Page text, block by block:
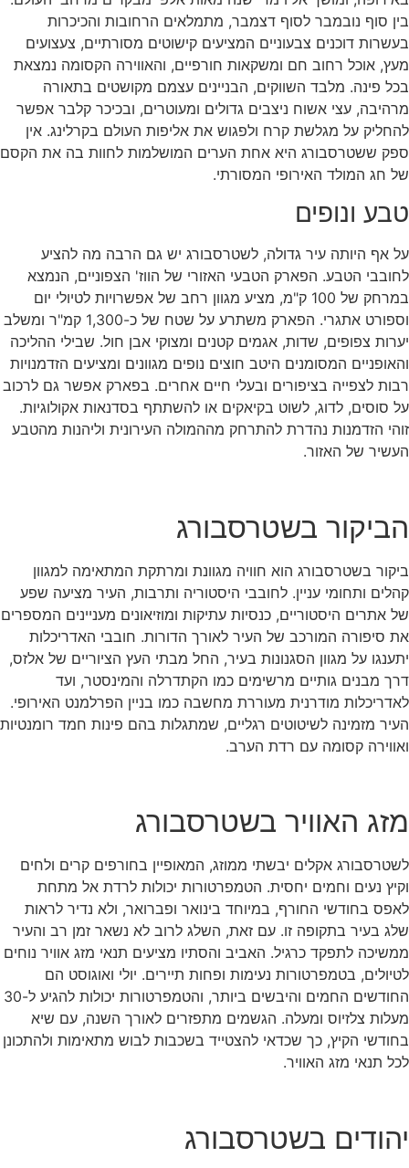
בין סוף נובמבר לסוף דצמבר, מתמלאים הרחובות והכיכרות
בעשרות דוכנים צבעוניים המציעים קישוטים מסורתיים, צעצועים
מעץ, אוכל רחוב חם ומשקאות חורפיים, והאווירה הקסומה נמצאת
בכל פינה. מלבד השווקים, הבניינים עצמם מקושטים בתאורה
מרהיבה, עצי אשוח ניצבים גדולים ומעוטרים, ובכיכר קלבר אפשר
להחליק על מגלשת קרח ולפגוש את אליפות העולם בקרלינג. אין
ספק ששטרסבורג היא אחת הערים המושלמות לחוות בה את הקסם
של חג המולד האירופי המסורתי.
טבע ונופים
על אף היותה עיר גדולה, לשטרסבורג יש גם הרבה מה להציע
לחובבי הטבע. הפארק הטבעי האזורי של הווז' הצפוניים, הנמצא
במרחק של 100 ק"מ, מציע מגוון רחב של אפשרויות לטיולי יום
וספורט אתגרי. הפארק משתרע על שטח של כ-1,300 קמ"ר ומשלב
יערות צפופים, שדות, אגמים קטנים ומצוקי אבן חול. שבילי ההליכה
והאופניים המסומנים היטב חוצים נופים מגוונים ומציעים הזדמנויות
רבות לצפייה בציפורים ובעלי חיים אחרים. בפארק אפשר גם לרכוב
על סוסים, לדוג, לשוט בקיאקים או להשתתף בסדנאות אקולוגיות.
זוהי הזדמנות נהדרת להתרחק מההמולה העירונית וליהנות מהטבע
העשיר של האזור.
הביקור בשטרסבורג
ביקור בשטרסבורג הוא חוויה מגוונת ומרתקת המתאימה למגוון
קהלים ותחומי עניין. לחובבי היסטוריה ותרבות, העיר מציעה שפע
של אתרים היסטוריים, כנסיות עתיקות ומוזיאונים מעניינים המספרים
את סיפורה המורכב של העיר לאורך הדורות. חובבי האדריכלות
יתענגו על מגוון הסגנונות בעיר, החל מבתי העץ הציוריים של אלזס,
דרך מבנים גותיים מרשימים כמו הקתדרלה והמינסטר, ועד
לאדריכלות מודרנית מעוררת מחשבה כמו בניין הפרלמנט האירופי.
העיר מזמינה לשיטוטים רגליים, שמתגלות בהם פינות חמד רומנטיות
ואווירה קסומה עם רדת הערב.
מזג האוויר בשטרסבורג
לשטרסבורג אקלים יבשתי ממוזג, המאופיין בחורפים קרים ולחים
וקיץ נעים וחמים יחסית. הטמפרטורות יכולות לרדת אל מתחת
לאפס בחודשי החורף, במיוחד בינואר ופברואר, ולא נדיר לראות
שלג בעיר בתקופה זו. עם זאת, השלג לרוב לא נשאר זמן רב והעיר
ממשיכה לתפקד כרגיל. האביב והסתיו מציעים תנאי מזג אוויר נוחים
לטיולים, בטמפרטורות נעימות ופחות תיירים. יולי ואוגוסט הם
החודשים החמים והיבשים ביותר, והטמפרטורות יכולות להגיע ל-30
מעלות צלזיוס ומעלה. הגשמים מתפזרים לאורך השנה, עם שיא
בחודשי הקיץ, כך שכדאי להצטייד בשכבות לבוש מתאימות ולהתכונן
לכל תנאי מזג האוויר.
יהודים בשטרסבורג